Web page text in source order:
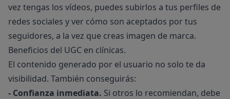
vez tengas los vídeos, puedes subirlos a tus perfiles de
redes sociales y ver cómo son aceptados por tus
seguidores, a la vez que creas imagen de marca.
Beneficios del UGC en clínicas.
El contenido generado por el usuario no solo te da
visibilidad. También conseguirás:
- Confianza inmediata. Si otros lo recomiendan, debe